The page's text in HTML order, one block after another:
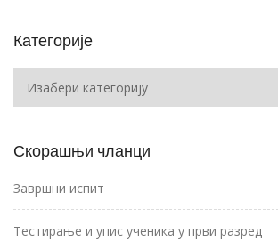
Категорије
Скорашњи чланци
Завршни испит
Тестирање и упис ученика у први разред